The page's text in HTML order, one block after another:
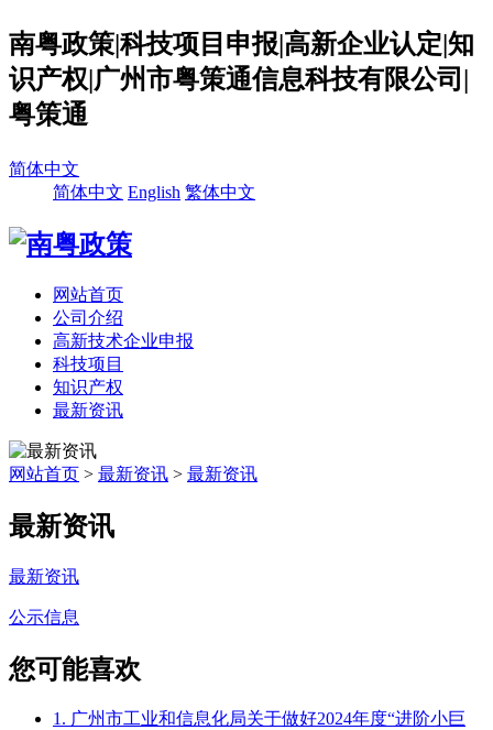
南粤政策|科技项目申报|高新企业认定|知
识产权|广州市粤策通信息科技有限公司|
粤策通
简体中文
简体中文 English 繁体中文
网站首页
公司介绍
高新技术企业申报
科技项目
知识产权
最新资讯
网站首页 > 最新资讯 > 最新资讯
最新资讯
最新资讯
公示信息
您可能喜欢
1. 广州市工业和信息化局关于做好2024年度“进阶小巨